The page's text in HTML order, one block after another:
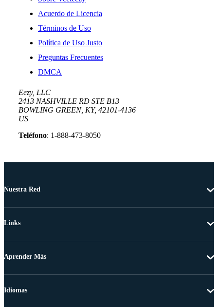
Acuerdo de Licencia
Términos de Uso
Política de Uso Justo
Preguntas Frecuentes
DMCA
Eezy, LLC
2413 NASHVILLE RD STE B13
BOWLING GREEN, KY, 42101-4136
US
Teléfono: 1-888-473-8050
Nuestra Red
Links
Aprender Más
Idiomas